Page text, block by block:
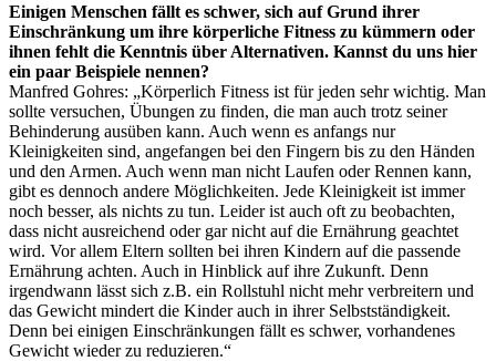
Einigen Menschen fällt es schwer, sich auf Grund ihrer
Einschränkung um ihre körperliche Fitness zu kümmern oder
ihnen fehlt die Kenntnis über Alternativen. Kannst du uns hier
ein paar Beispiele nennen?
Manfred Gohres: „Körperlich Fitness ist für jeden sehr wichtig. Man
sollte versuchen, Übungen zu finden, die man auch trotz seiner
Behinderung ausüben kann. Auch wenn es anfangs nur
Kleinigkeiten sind, angefangen bei den Fingern bis zu den Händen
und den Armen. Auch wenn man nicht Laufen oder Rennen kann,
gibt es dennoch andere Möglichkeiten. Jede Kleinigkeit ist immer
noch besser, als nichts zu tun. Leider ist auch oft zu beobachten,
dass nicht ausreichend oder gar nicht auf die Ernährung geachtet
wird. Vor allem Eltern sollten bei ihren Kindern auf die passende
Ernährung achten. Auch in Hinblick auf ihre Zukunft. Denn
irgendwann lässt sich z.B. ein Rollstuhl nicht mehr verbreitern und
das Gewicht mindert die Kinder auch in ihrer Selbstständigkeit.
Denn bei einigen Einschränkungen fällt es schwer, vorhandenes
Gewicht wieder zu reduzieren.“